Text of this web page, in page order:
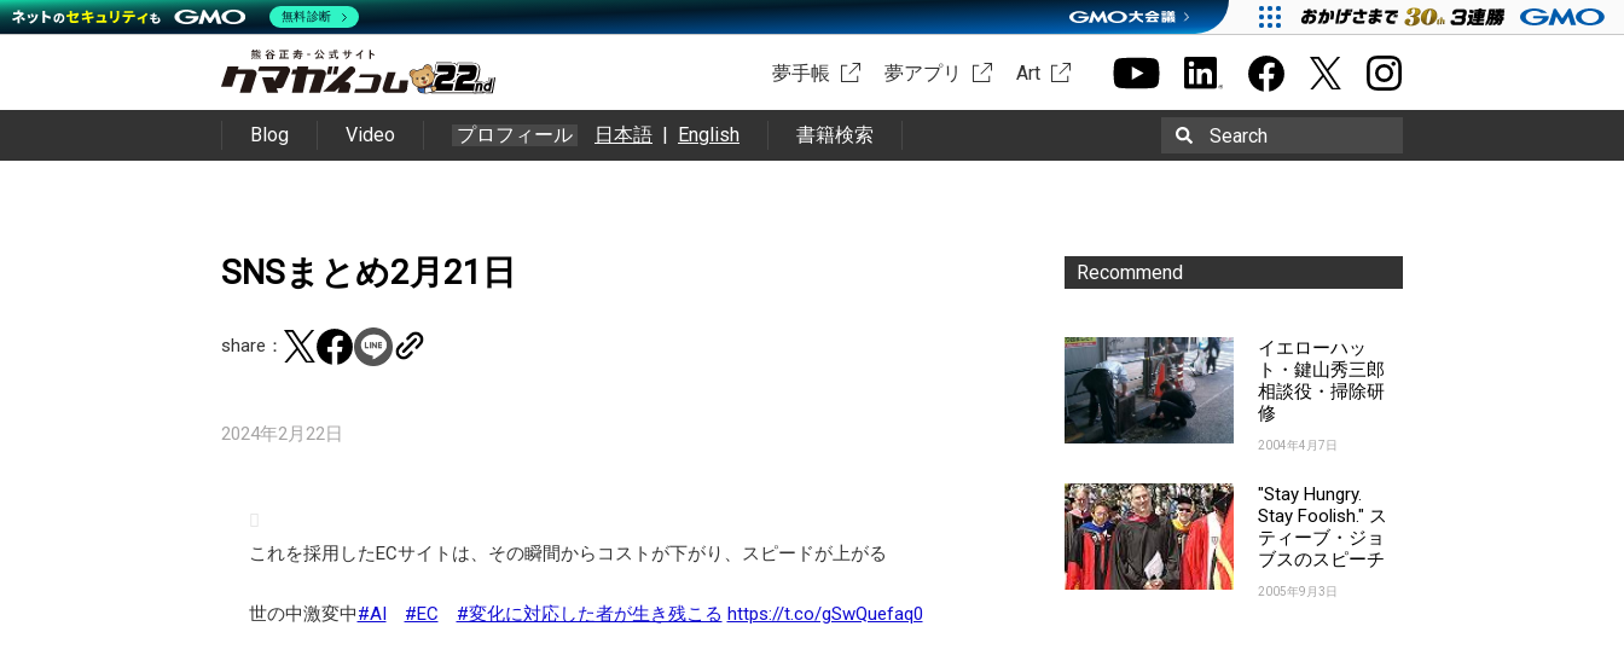
夢手帳 夢アプリ Art
Blog Video プロフィール 日本語 | English 書籍検索 Search
SNSまとめ2月21日
share：
2024年2月22日
これを採用したECサイトは、その瞬間からコストが下がり、スピードが上がる
世の中激変中#AI #EC #変化に対応した者が生き残こる https://t.co/gSwQuefaq0
Recommend
イエローハッ
ト・鍵山秀三郎
相談役・掃除研
修
2004年4月7日
"Stay Hungry.
Stay Foolish." ス
ティーブ・ジョ
ブスのスピーチ
2005年9月3日
無料診断